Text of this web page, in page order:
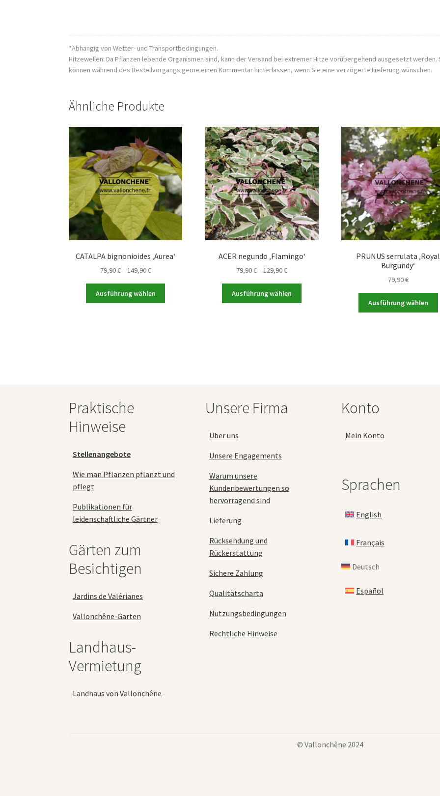
*Abhängig von Wetter- und Transportbedingungen.
Hitzewellen: Da Pflanzen lebende Organismen sind, kann der Versand bei extremer Hitze vorübergehend ausgesetzt werden.
können während des Bestellvorgangs gerne einen Kommentar hinterlassen, wenn Sie eine verzögerte Lieferung wünschen.
Ähnliche Produkte
CATALPA bignonioides ‚Aurea‘
79,90€– 149,90€Preisspanne:
bis
149,90 €
Ausführung wählen
ACER negundo ‚Flamingo‘
79,90€–129,90€Preisspanne:
bis
129,90 €
Ausführung wählen
PRUNUS serrulata ‚Royal
Burgundy‘
79,90€
Ausführung wählen
Praktische
Hinweise
Stellenangebote
Wie man Pflanzen pflanzt und
pflegt
Publikationen für
leidenschaftliche Gärtner
Gärten zum
Besichtigen
Jardins de Valérianes
Vallonchêne-Garten
Landhaus-
Vermietung
Landhaus von Vallonchêne
Unsere Firma
Über uns
Unsere Engagements
Warum unsere
Kundenbewertungen so
hervorragend sind
Lieferung
Rücksendung und
Rückerstattung
Sichere Zahlung
Qualitätscharta
Nutzungsbedingungen
Rechtliche Hinweise
Konto
Mein Konto
Sprachen
English
Français
Deutsch
Español
© Vallonchêne 2024